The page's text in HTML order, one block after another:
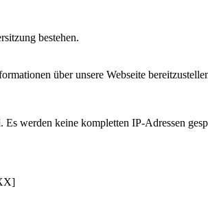
bestehen.
über unsere Webseite
werden keine kompletten IP-Adressen